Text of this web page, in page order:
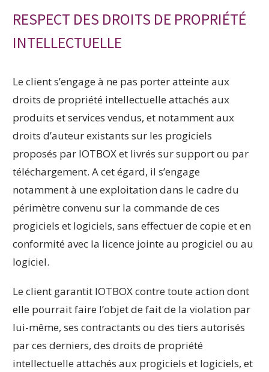
RESPECT DES DROITS DE PROPRIÉTÉ
INTELLECTUELLE
Le client s’engage à ne pas porter atteinte aux
droits de propriété intellectuelle attachés aux
produits et services vendus, et notamment aux
droits d’auteur existants sur les progiciels
proposés par IOTBOX et livrés sur support ou par
téléchargement. A cet égard, il s’engage
notamment à une exploitation dans le cadre du
périmètre convenu sur la commande de ces
progiciels et logiciels, sans effectuer de copie et en
conformité avec la licence jointe au progiciel ou au
logiciel.
Le client garantit IOTBOX contre toute action dont
elle pourrait faire l’objet de fait de la violation par
lui-même, ses contractants ou des tiers autorisés
par ces derniers, des droits de propriété
intellectuelle attachés aux progiciels et logiciels, et